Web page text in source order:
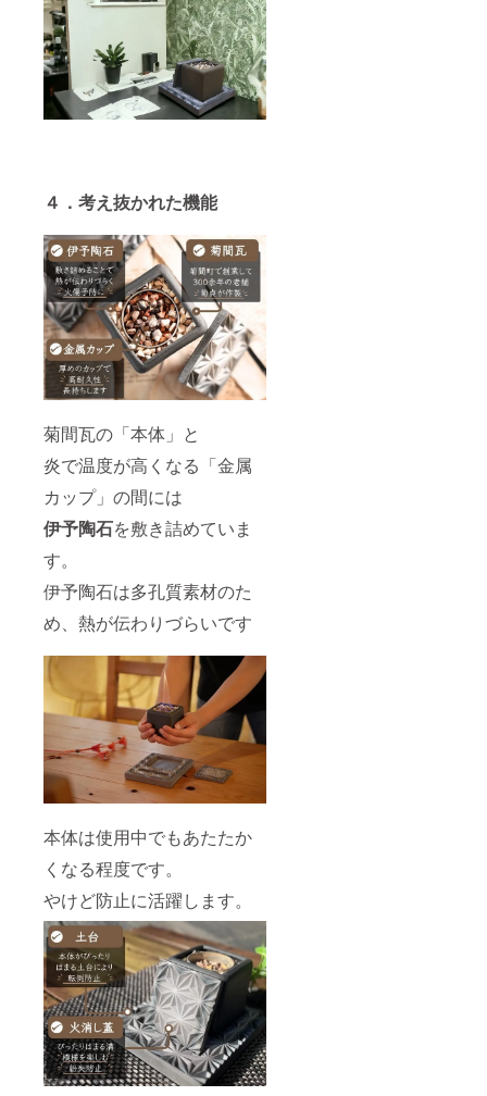
４．考え抜かれた機能
菊間瓦の「本体」と
炎で温度が高くなる「金属
カップ」の間には
伊予陶石を敷き詰めていま
す。
伊予陶石は多孔質素材のた
め、熱が伝わりづらいです
本体は使用中でもあたたか
くなる程度です。
やけど防止に活躍します。